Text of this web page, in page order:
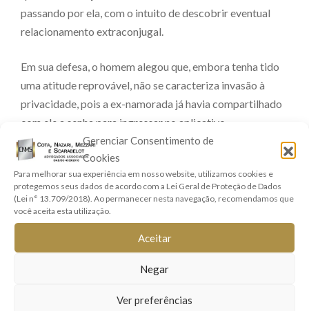
Gerenciar Consentimento de
Cookies
Para melhorar sua experiência em nosso website, utilizamos cookies e
protegemos seus dados de acordo com a Lei Geral de Proteção de Dados
(Lei n° 13.709/2018). Ao permanecer nesta navegação, recomendamos que
você aceita esta utilização.
Aceitar
Negar
Ver preferências
passando por ela, com o intuito de descobrir eventual
relacionamento extraconjugal.
Em sua defesa, o homem alegou que, embora tenha tido
uma atitude reprovável, não se caracteriza invasão à
privacidade, pois a ex-namorada já havia compartilhado
com ele a senha para ingressar no aplicativo.
Porém, o Juiz no Primeiro Grau entendeu que houve
invasão de privacidade e fixou o valor da indenização.
Segundo o Magistrado: “A questão atinente à utilização
pelo réu do celular da autora para envio de mensagens a
terceiros com intuito de identificar suposta traição foge
do contexto particular do casal e leva o imbróglio a
No Segundo Grau, a decisão foi mantida pelo TJMG.